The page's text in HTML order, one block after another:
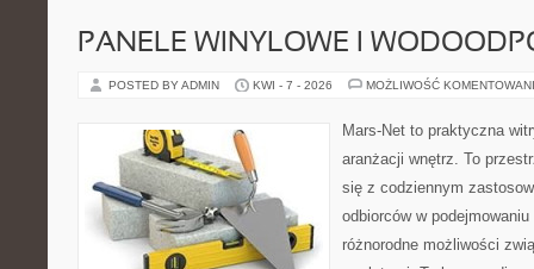
PANELE WINYLOWE I
POSTED BY ADMIN KWI - 7 - 2026 MOŻLIWOŚĆ
Mars-Net to praktyczna
aranżacji wnętrz. To
się z codziennym
odbiorców w
różnorodne możliwości